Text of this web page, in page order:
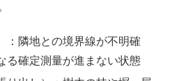
：隣地との境界線が不明確
る確定測量が進まない状態